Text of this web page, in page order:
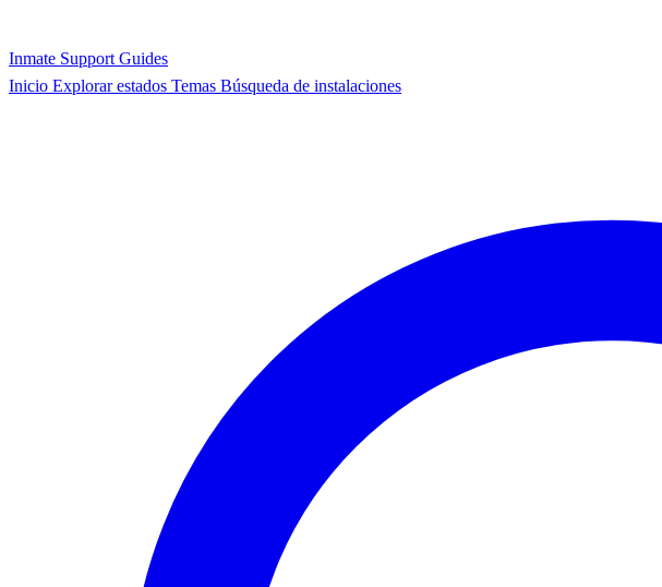
Inmate Support Guides
Inicio Explorar estados Temas Búsqueda de instalaciones